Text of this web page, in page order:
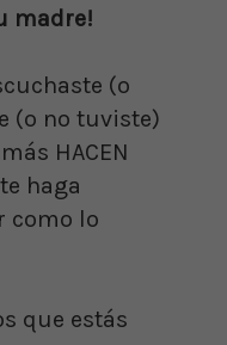
madre!
(o
(o no tuviste)
HACEN
te haga
como lo
que estás